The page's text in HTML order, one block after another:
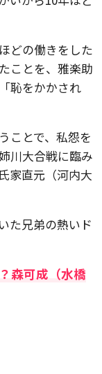
どの働きをした
ことを、雅楽助
恥をかかされ
ことで、私怨を
川大合戦に臨み
家直元（河内大
た兄弟の熱いド
森可成（水橋